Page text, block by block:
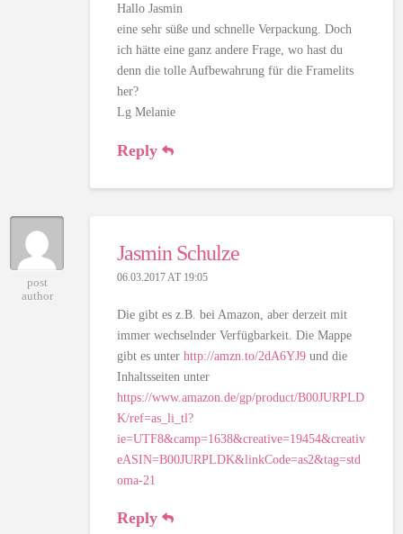
Hallo Jasmin
eine sehr süße und schnelle Verpackung. Doch
ich hätte eine ganz andere Frage, wo hast du
denn die tolle Aufbewahrung für die Framelits
her?
Lg Melanie
Reply
post
author
Jasmin Schulze
06.03.2017 AT 19:05
Die gibt es z.B. bei Amazon, aber derzeit mit
immer wechselnder Verfügbarkeit. Die Mappe
gibt es unter http://amzn.to/2dA6YJ9und die
Inhaltsseiten unter
https://www.amazon.de/gp/product/B00JURPLD
K/ref=as_li_tl?
ie=UTF8&camp=1638&creative=19454&creativ
eASIN=B00JURPLDK&linkCode=as2&tag=std
oma-21
Reply